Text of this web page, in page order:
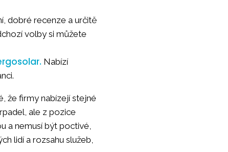
dobré recenze a určitě
volby si můžete
Nabízí
že firmy nabízejí stejné
ale z pozice
a nemusí být poctivé,
lidí a rozsahu služeb,